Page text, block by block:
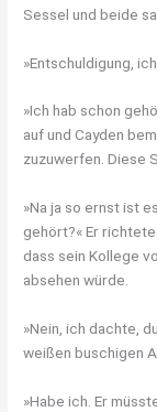
Sessel und beide
»Entschuldigung,
»Ich hab schon
auf und Cayden
zuzuwerfen. Diese
»Na ja so ernst ist
gehört?« Er
dass sein Kollege
absehen würde.
»Nein, ich dachte,
weißen buschigen
»Habe ich. Er